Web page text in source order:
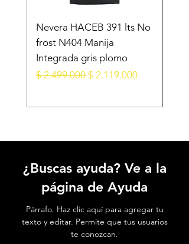
Nevera HACEB 391 lts No
frost N404 Manija
Integrada gris plomo
Precio
$ 2.499.000 Precio de oferta
$ 2.119.000
¿Buscas ayuda? Ve a la
página de Ayuda
Párrafo. Haz clic aquí para agregar tu
texto y editar. Permite que tus usuarios
te conozcan.